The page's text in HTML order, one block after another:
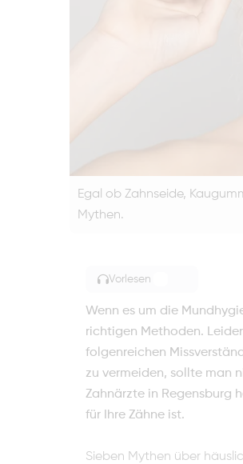
Egal ob Zahnseide,
Mythen.
Vorlesen
Wenn es um die
richtigen Methoden.
folgenreichen
zu vermeiden, sollte man
Zahnärzte in Regensburg
für Ihre Zähne ist.
Sieben Mythen über